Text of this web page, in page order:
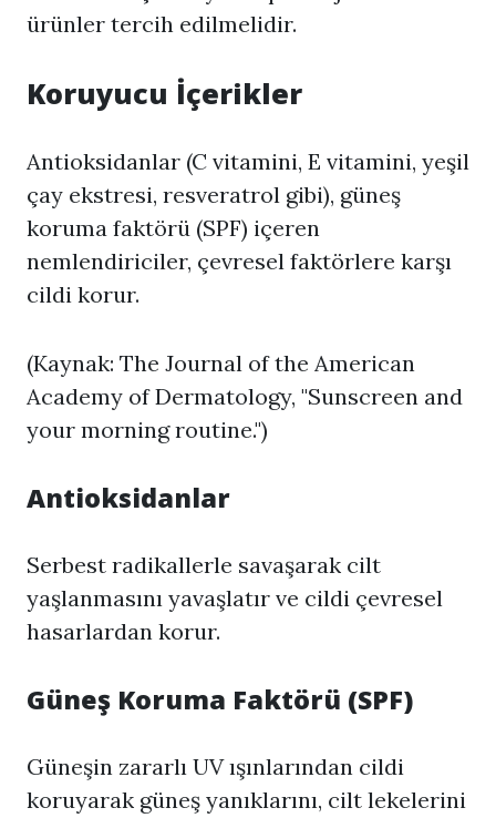
ürünler tercih edilmelidir.
Koruyucu İçerikler
Antioksidanlar (C vitamini, E vitamini, yeşil
çay ekstresi, resveratrol gibi), güneş
koruma faktörü (SPF) içeren
nemlendiriciler, çevresel faktörlere karşı
cildi korur.
(Kaynak: The Journal of the American
Academy of Dermatology, "Sunscreen and
your morning routine.")
Antioksidanlar
Serbest radikallerle savaşarak cilt
yaşlanmasını yavaşlatır ve cildi çevresel
hasarlardan korur.
Güneş Koruma Faktörü (SPF)
Güneşin zararlı UV ışınlarından cildi
koruyarak güneş yanıklarını, cilt lekelerini